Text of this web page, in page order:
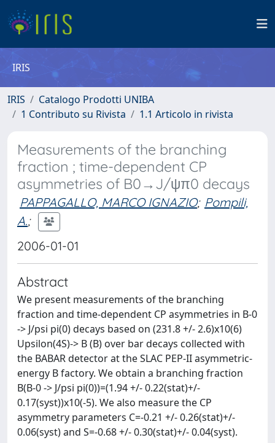
IRIS
IRIS
Catalogo Prodotti UNIBA
1 Contributo su Rivista
1.1 Articolo in rivista
Measurements of the branching
fraction ; time-dependent CP
asymmetries of B0→J/ψπ0 decays
PAPPAGALLO, MARCO IGNAZIO; Pompili,
A.;
2006-01-01
Abstract
We present measurements of the branching
fraction and time-dependent CP asymmetries in B-0
-> J/psi pi(0) decays based on (231.8 +/- 2.6)x10(6)
Upsilon(4S)-> B (B) over bar decays collected with
the BABAR detector at the SLAC PEP-II asymmetric-
energy B factory. We obtain a branching fraction
B(B-0 -> J/psi pi(0))=(1.94 +/- 0.22(stat)+/-
0.17(syst))x10(-5). We also measure the CP
asymmetry parameters C=-0.21 +/- 0.26(stat)+/-
0.06(syst) and S=-0.68 +/- 0.30(stat)+/- 0.04(syst).